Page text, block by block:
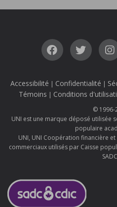
Accessibilité | Confidentialité |
Témoins | Conditions
© 1996-
UNI est une marque déposé utilisée
populaire
UNI, UNI Coopération financière
commerciaux utilisés par Caisse